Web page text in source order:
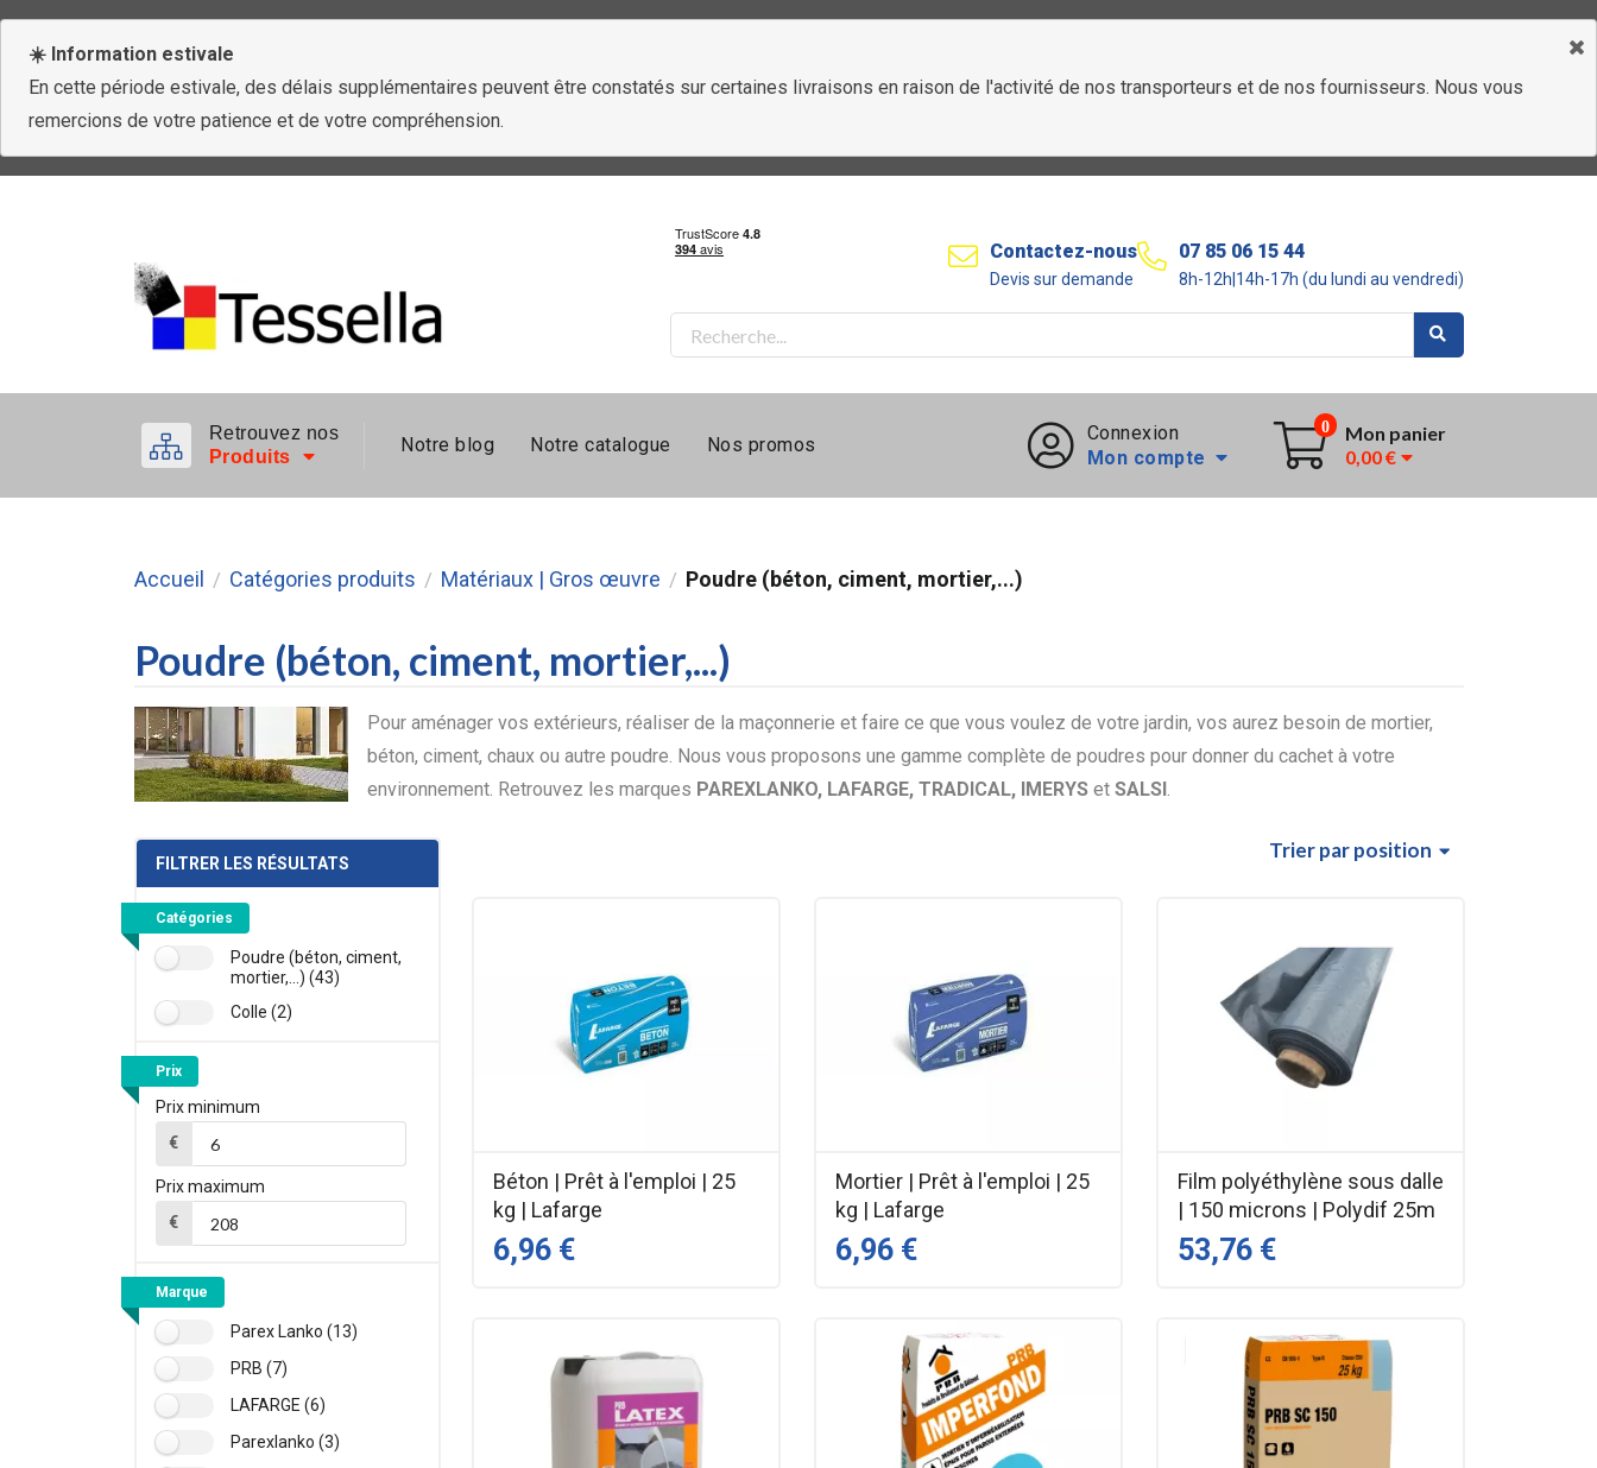
☀️ Information estivale
En cette période estivale, des délais supplémentaires peuvent être constatés sur certaines livraisons en raison de l'activité de nos transporteurs et de nos fournisseurs. Nous vous
remercions de votre patience et de votre compréhension.
Contactez-nous
Devis sur demande
07 85 06 15 44
8h-12h|14h-17h (du lundi au vendredi)
Retrouvez nos
Produits
Notre blog Notre catalogue Nos promos
Connexion
Mon compte
0
Mon panier
0,00 €
Accueil / Catégories produits / Matériaux | Gros œuvre / Poudre (béton, ciment, mortier,...)
Poudre (béton, ciment, mortier,...)
Pour aménager vos extérieurs, réaliser de la maçonnerie et faire ce que vous voulez de votre jardin, vos aurez besoin de mortier,
béton, ciment, chaux ou autre poudre. Nous vous proposons une gamme complète de poudres pour donner du cachet à votre
environnement. Retrouvez les marques PAREXLANKO, LAFARGE, TRADICAL, IMERYS etSALSI.
FILTRER LES RÉSULTATS
Catégories
Poudre (béton, ciment,
mortier,...) (43)
Colle (2)
Prix
Prix minimum
€
Prix maximum
€
Marque
Parex Lanko (13)
PRB (7)
LAFARGE (6)
Parexlanko (3)
Trierpar position
Béton | Prêt à l'emploi | 25
kg | Lafarge
6,96 €
Mortier | Prêt à l'emploi | 25
kg | Lafarge
6,96 €
Film polyéthylène sous dalle
| 150 microns | Polydif 25m
53,76 €